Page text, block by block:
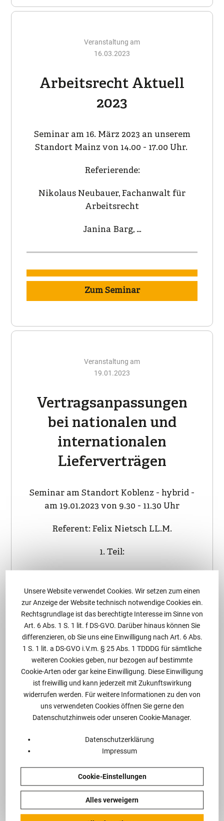
Veranstaltung am
16.03.2023
Arbeitsrecht Aktuell
2023
Seminar am 16. März 2023 an unserem
Standort Mainz von 14.00 - 17.00 Uhr.
Referierende:
Nikolaus Neubauer, Fachanwalt für
Arbeitsrecht
Janina Barg, …
Zum Seminar
Veranstaltung am
19.01.2023
Vertragsanpassungen
bei nationalen und
internationalen
Lieferverträgen
Seminar am Standort Koblenz - hybrid -
am 19.01.2023 von 9.30 - 11.30 Uhr
Referent: Felix Nietsch LL.M.
1. Teil:
neue Risiken in einem…
Zum Seminar
Veranstaltung am
davit: Virtual Lunch
Talk - DPIAs & PRC
China
Unsere Website verwendet Cookies. Wir setzen zum einen
zur Anzeige der Website technisch notwendige Cookies ein.
Rechtsgrundlage ist das berechtigte Interesse im Sinne von
Art. 6 Abs. 1 S. 1 lit. f DS-GVO. Darüber hinaus können Sie
differenzieren, ob Sie uns eine Einwilligung nach Art. 6 Abs.
1 S. 1 lit. a DS-GVO i.V.m. § 25 Abs. 1 TDDDG für sämtliche
weiteren Cookies geben, nur bezogen auf bestimmte
Cookie-Arten oder gar keine Einwilligung. Diese Einwilligung
ist freiwillig und kann jederzeit mit Zukunftswirkung
widerrufen werden. Für weitere Informationen zu den von
uns verwendeten Cookies öffnen Sie gerne den
Datenschutzhinweis oder unseren Cookie-Manager.
Datenschutzerklärung
Impressum
Cookie-Einstellungen
Alles verweigern